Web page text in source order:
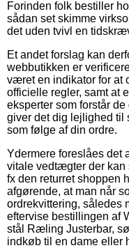
Forinden folk bestiller
sådan set skimme
det uden tvivl en
Et andet forslag kan
webbutikken er
været en indikator for at
officielle regler, samt at
eksperter som forstår
giver det dig lejlighed til
som følge af din ordre.
Ydermere foreslåes det
vitale vedtægter der kan
fx den returret shoppen
afgørende, at man når
ordrekvittering, således
eftervise bestillingen af
stål Ræling Justerbar,
indkøb til en dame eller